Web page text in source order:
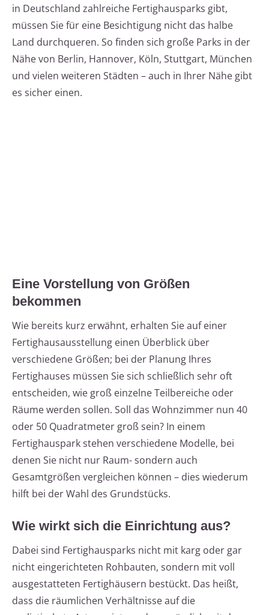
in Deutschland zahlreiche Fertighausparks gibt,
müssen Sie für eine Besichtigung nicht das halbe
Land durchqueren. So finden sich große Parks in der
Nähe von Berlin, Hannover, Köln, Stuttgart, München
und vielen weiteren Städten – auch in Ihrer Nähe gibt
es sicher einen.
Eine Vorstellung von Größen
bekommen
Wie bereits kurz erwähnt, erhalten Sie auf einer
Fertighausausstellung einen Überblick über
verschiedene Größen; bei der Planung Ihres
Fertighauses müssen Sie sich schließlich sehr oft
entscheiden, wie groß einzelne Teilbereiche oder
Räume werden sollen. Soll das Wohnzimmer nun 40
oder 50 Quadratmeter groß sein? In einem
Fertighauspark stehen verschiedene Modelle, bei
denen Sie nicht nur Raum- sondern auch
Gesamtgrößen vergleichen können – dies wiederum
hilft bei der Wahl des Grundstücks.
Wie wirkt sich die Einrichtung aus?
Dabei sind Fertighausparks nicht mit karg oder gar
nicht eingerichteten Rohbauten, sondern mit voll
ausgestatteten Fertighäusern bestückt. Das heißt,
dass die räumlichen Verhältnisse auf die